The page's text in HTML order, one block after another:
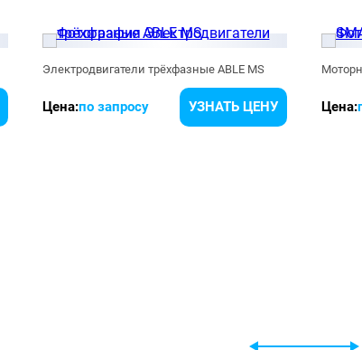
Электродвигатели трёхфазные ABLE MS
Цена:по запросу УЗНАТЬ ЦЕНУ Цена: